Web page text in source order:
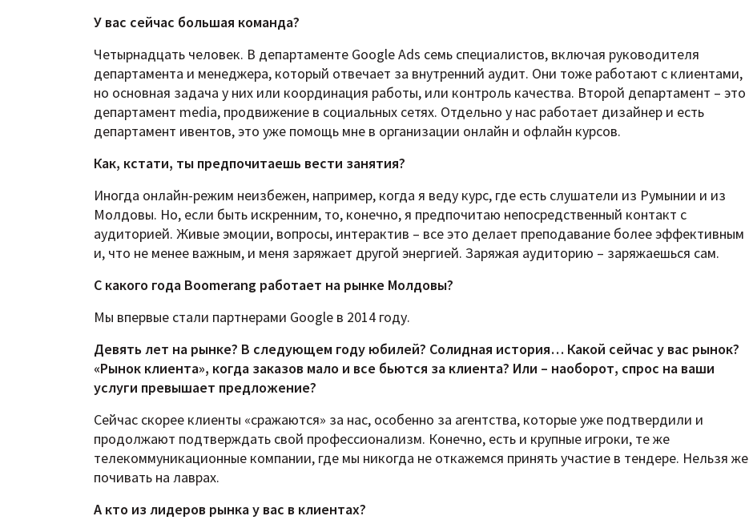
У вас сейчас большая команда?
Четырнадцать человек. В департаменте Google Ads семь специалистов, включая руководителя
департамента и менеджера, который отвечает за внутренний аудит. Они тоже работают с клиентами,
но основная задача у них или координация работы, или контроль качества. Второй департамент – это
департамент media, продвижение в социальных сетях. Отдельно у нас работает дизайнер и есть
департамент ивентов, это уже помощь мне в организации онлайн и офлайн курсов.
Как, кстати, ты предпочитаешь вести занятия?
Иногда онлайн-режим неизбежен, например, когда я веду курс, где есть слушатели из Румынии и из
Молдовы. Но, если быть искренним, то, конечно, я предпочитаю непосредственный контакт с
аудиторией. Живые эмоции, вопросы, интерактив – все это делает преподавание более эффективным
и, что не менее важным, и меня заряжает другой энергией. Заряжая аудиторию – заряжаешься сам.
С какого года Boomerang работает на рынке Молдовы?
Мы впервые стали партнерами Google в 2014 году.
Девять лет на рынке? В следующем году юбилей? Солидная история… Какой сейчас у вас рынок?
«Рынок клиента», когда заказов мало и все бьются за клиента? Или – наоборот, спрос на ваши
услуги превышает предложение?
Сейчас скорее клиенты «сражаются» за нас, особенно за агентства, которые уже подтвердили и
продолжают подтверждать свой профессионализм. Конечно, есть и крупные игроки, те же
телекоммуникационные компании, где мы никогда не откажемся принять участие в тендере. Нельзя же
почивать на лаврах.
А кто из лидеров рынка у вас в клиентах?